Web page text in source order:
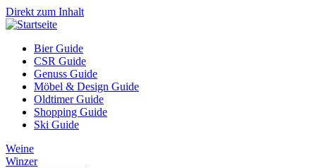
Direkt zum Inhalt
Bier Guide
CSR Guide
Genuss Guide
Möbel & Design Guide
Oldtimer Guide
Shopping Guide
Ski Guide
Weine
Winzer